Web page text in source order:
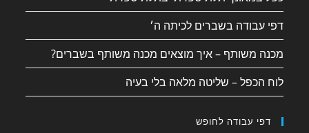
דפי עבודה בשברים לכיתה ה׳
מכנה משותף – איך מוצאים מכנה משותף בשברים?
לוח הכפל – שליטה מלאה בלי בעיה
דפי עבודה לחופש